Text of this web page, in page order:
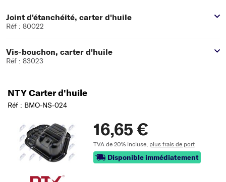
Joint d'étanchéité, carter d'huile
Réf : 80022
Vis-bouchon, carter d'huile
Réf : 83023
NTY Carter d'huile
Réf : BMO-NS-024
16,65 €
TVA de 20% incluse, plus frais de port
Disponible immédiatement